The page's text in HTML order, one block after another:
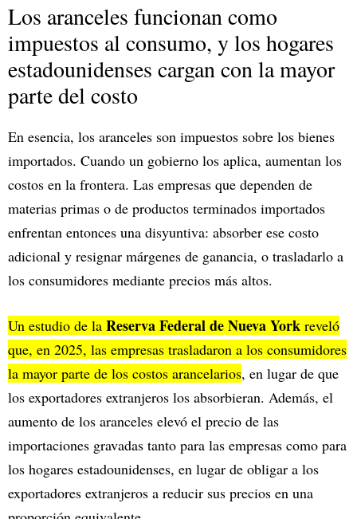
Los aranceles funcionan como
impuestos al consumo, y los hogares
estadounidenses cargan con la mayor
parte del costo
En esencia, los aranceles son impuestos sobre los bienes
importados. Cuando un gobierno los aplica, aumentan los
costos en la frontera. Las empresas que dependen de
materias primas o de productos terminados importados
enfrentan entonces una disyuntiva: absorber ese costo
adicional y resignar márgenes de ganancia, o trasladarlo a
los consumidores mediante precios más altos.
Un estudio de la Reserva Federalde Nueva York reveló
que, en 2025, las empresas trasladaron a los consumidores
la mayor parte de los costos arancelarios, en lugar de que
los exportadores extranjeros los absorbieran. Además, el
aumento de los aranceles elevó el precio de las
importaciones gravadas tanto para las empresas como para
los hogares estadounidenses, en lugar de obligar a los
exportadores extranjeros a reducir sus precios en una